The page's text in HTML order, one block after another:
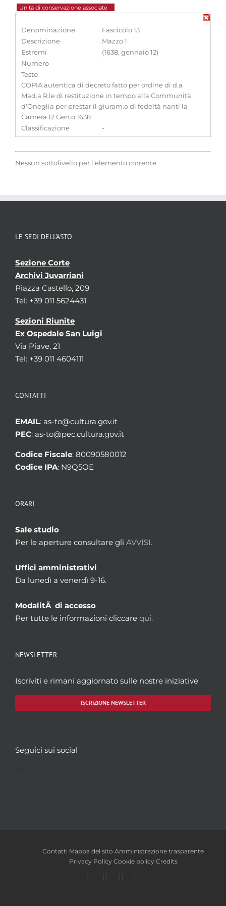
Unità di conservazione associate
Denominazione
Fascicolo 13
Descrizione
Mazzo 1
Estremi
(1638, gennaio 12)
Numero
-
Testo
COPIA autentica di decreto fatto per ordine di d.a
Mad.a R.le di restituzione in tempo alla Communità
d'Oneglia per prestar il giuram.o di fedeltà nanti la
Camera 12 Gen.o 1638
Classificazione
-
Nessun sottolivello per l'elemento corrente
LE SEDI DELL’ASTO
Sezione Corte
Archivi Juvarriani
Piazza Castello, 209
Tel: +39 011 5624431
Sezioni Riunite
Ex Ospedale San Luigi
Via Piave, 21
Tel: +39 011 4604111
CONTATTI
EMAIL: as-to@cultura.gov.it
PEC: as-to@pec.cultura.gov.it
Codice Fiscale: 80090580012
Codice IPA: N9Q5OE
ORARI
Sale studio
Per le aperture consultare gli AVVISI.
Uffici amministrativi
Da lunedì a venerdì 9-16.
ModalitÃ di accesso
Per tutte le informazioni cliccare qui.
NEWSLETTER
Iscriviti e rimani aggiornato sulle nostre iniziative
ISCRIZIONE NEWSLETTER
Seguici sui social
Contatti Mappa del sito Amministrazione trasparente
Privacy Policy Cookie policy Credits
Facebook
TwitterYouTube